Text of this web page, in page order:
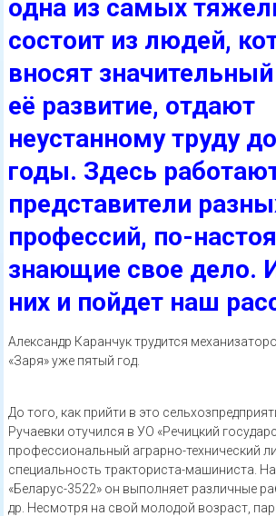
одна из самых
состоит из людей,
вносят
её развитие, отдают
неустанному труду
годы. Здесь
представители
профессий, по-
знающие свое дело.
них и пойдет наш
Александр Каранчук трудится
«Заря» уже пятый год.
До того, как прийти в это
Ручаевки отучился в УО «Речицкий
профессиональный аграрно-технический
специальность тракториста-машиниста.
«Беларус-3522» он выполняет различные
др. Несмотря на свой молодой возраст,